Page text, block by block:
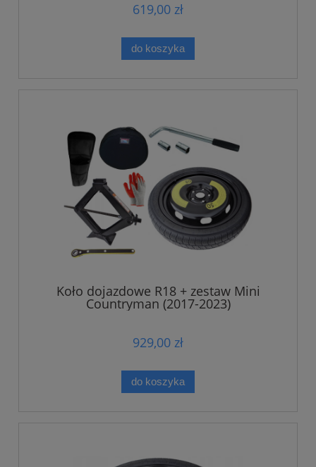
619,00 zł
do koszyka
Koło dojazdowe R18 + zestaw Mini
Countryman (2017-2023)
929,00 zł
do koszyka